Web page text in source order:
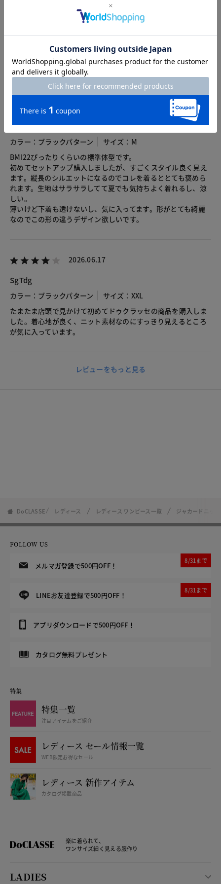
スイカバー 身長164.5cm 体型普通
カラー：ブラックパターン
サイズ：M
BMI22ぴったりくらいの標準体型です。
初めてセットアップ購入しましたが、すごくスタイル良く見え
ます。縦長のシルエットになるのでコレを着るととても褒めら
れます。生地はサラサラしてて夏でも気持ちよく着れるし、涼
しい。
薄いけど下着も透けないし、気に入ってます。形がとても綺麗
なのでこの形の違うデザイン欲しいです。
2026.06.17
SgTdg
カラー：ブラックパターン
サイズ：XXL
たまたま店頭で見かけて初めてドゥクラッセの商品を購入しま
した。着心地が良く、ニット素材なのにすっきり見えるところ
が気に入っています。
レビューをもっと見る
DoCLASSE レディース レディース ワンピース一覧 ジャカードニッ
FOLLOW US
メルマガ登録で500円OFF！
8/31まで
LINEお友達登録で500円OFF！
8/31まで
アプリダウンロードで500円OFF！
カタログ無料プレゼント
特集
特集一覧
注目アイテムをご紹介
レディース セール情報一覧
WEB限定お得なセール
レディース 新作アイテム
カタログ掲載商品
楽に着られて、
ワンサイズ細く見える服作り
LADIES